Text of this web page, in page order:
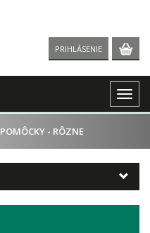
PRIHLÁSENIE
POMÔCKY - RÔZNE